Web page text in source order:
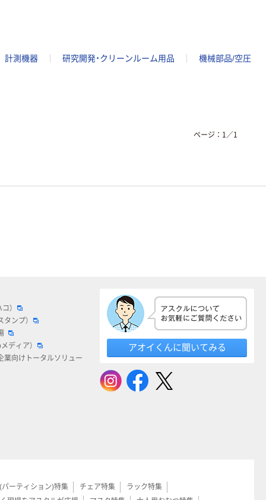
計測機器 研究開発・クリーンルーム用品
機械部品/空圧
ページ： 1 ／1
）
タンプ）
ディア）
業向けトータルソリュー
アオイくんに聞いてみる
ーティション)特集 チェア特集
ラック特集